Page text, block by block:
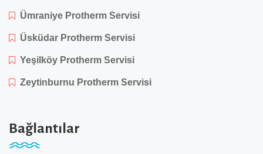
Ümraniye Protherm Servisi
Üsküdar Protherm Servisi
Yeşilköy Protherm Servisi
Zeytinburnu Protherm Servisi
Bağlantılar